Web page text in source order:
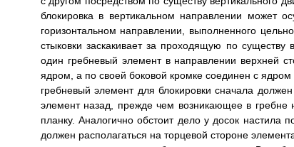
блокировка в вертикальном направлении может
горизонтальном направлении, выполненного
стыковки заскакивает за проходящую по
один гребневый элемент в направлении верхней
ядром, а по своей боковой кромке соединен с
гребневый элемент для блокировки сначала
элемент назад, прежде чем возникающее в гребне
планку. Аналогично обстоит дело у досок настила
должен располагаться на торцевой стороне